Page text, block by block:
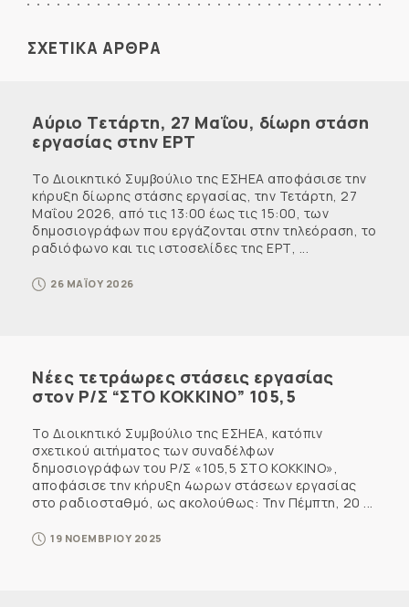
ΣΧΕΤΙΚΑ ΑΡΘΡΑ
Αύριο Τετάρτη, 27 Μαΐου, δίωρη στάση
εργασίας στην ΕΡΤ
Το Διοικητικό Συμβούλιο της ΕΣΗΕΑ αποφάσισε την
κήρυξη δίωρης στάσης εργασίας, την Τετάρτη, 27
Μαΐου 2026, από τις 13:00 έως τις 15:00, των
δημοσιογράφων που εργάζονται στην τηλεόραση, το
ραδιόφωνο και τις ιστοσελίδες της ΕΡΤ, ...
26 ΜΑΪΟΥ 2026
Νέες τετράωρες στάσεις εργασίας
στον Ρ/Σ “ΣΤΟ ΚΟΚΚΙΝΟ” 105,5
Το Διοικητικό Συμβούλιο της ΕΣΗΕΑ, κατόπιν
σχετικού αιτήματος των συναδέλφων
δημοσιογράφων του Ρ/Σ «105,5 ΣΤΟ ΚΟΚΚΙΝΟ»,
αποφάσισε την κήρυξη 4ωρων στάσεων εργασίας
στο ραδιοσταθμό, ως ακολούθως: Την Πέμπτη, 20 ...
19 ΝΟΕΜΒΡΙΟΥ 2025